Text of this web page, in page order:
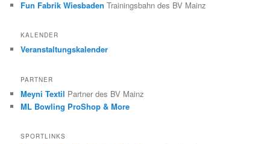
Fun Fabrik Wiesbaden Trainingsbahn des BV Mainz
KALENDER
Veranstaltungskalender
PARTNER
Meyni Textil Partner des BV Mainz
ML Bowling ProShop & More
SPORTLINKS